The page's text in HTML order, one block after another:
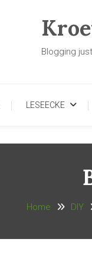
Blogging
LESEECKE
Home DIY